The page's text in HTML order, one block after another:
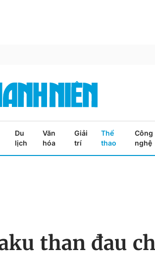
Du
lịch
Văn
hóa
Giải
trí
Thể
thao
Công
nghệ
than đau